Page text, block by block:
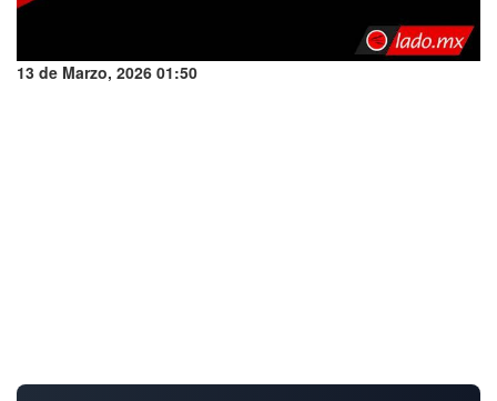
13 de Marzo, 2026 01:50